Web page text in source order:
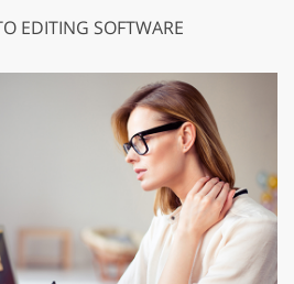
EDITING SOFTWARE